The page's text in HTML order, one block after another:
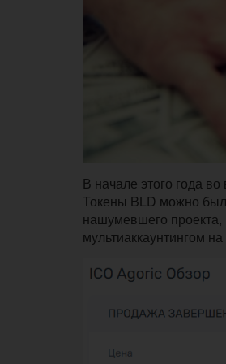
В начале этого года
Токены BLD можно
нашумевшего проекта,
мультиаккаунтингом